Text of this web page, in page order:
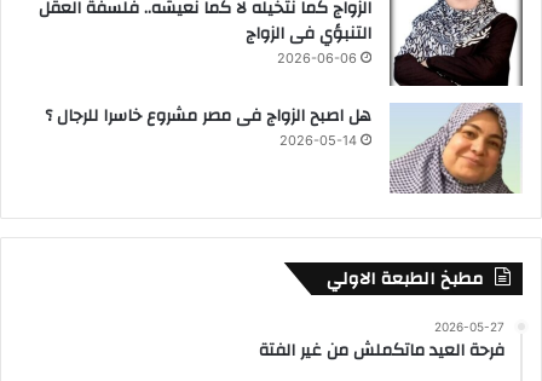
الزواج كما نتخيله لا كما نعيشه.. فلسفة العقل
التنبؤي فى الزواج
2026-06-06
هل اصبح الزواج فى مصر مشروع خاسرا للرجال ؟
2026-05-14
مطبخ الطبعة الاولي
2026-05-27
فرحة العيد ماتكملش من غير الفتة